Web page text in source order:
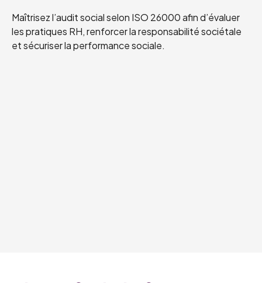
Maîtrisez l’audit social selon ISO 26000 afin d’évaluer
les pratiques RH, renforcer la responsabilité sociétale
et sécuriser la performance sociale.